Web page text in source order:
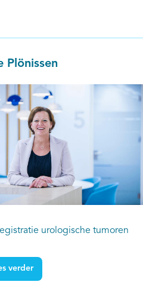
partiële nefrectomie. Ook
op.
Plönissen
urologische tumoren
verder